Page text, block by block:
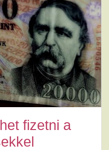
fizetni a